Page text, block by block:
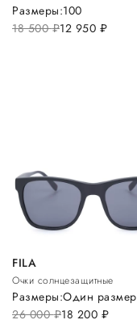
18 500руб.12 950 руб.
Размеры:100
FILA
Очки солнцезащитные
26 000руб.18 200 руб.
Размеры:Один размер